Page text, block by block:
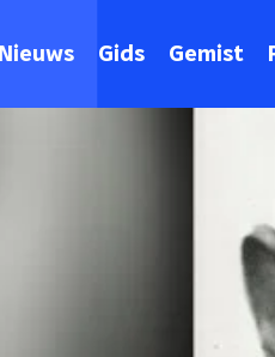
Nieuws Gids Gemist